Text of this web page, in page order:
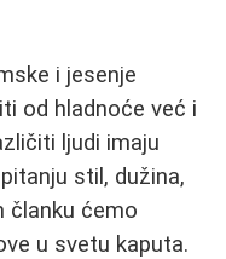
i jesenje
od hladnoće već i
ljudi imaju
stil, dužina,
članku ćemo
u svetu kaputa.